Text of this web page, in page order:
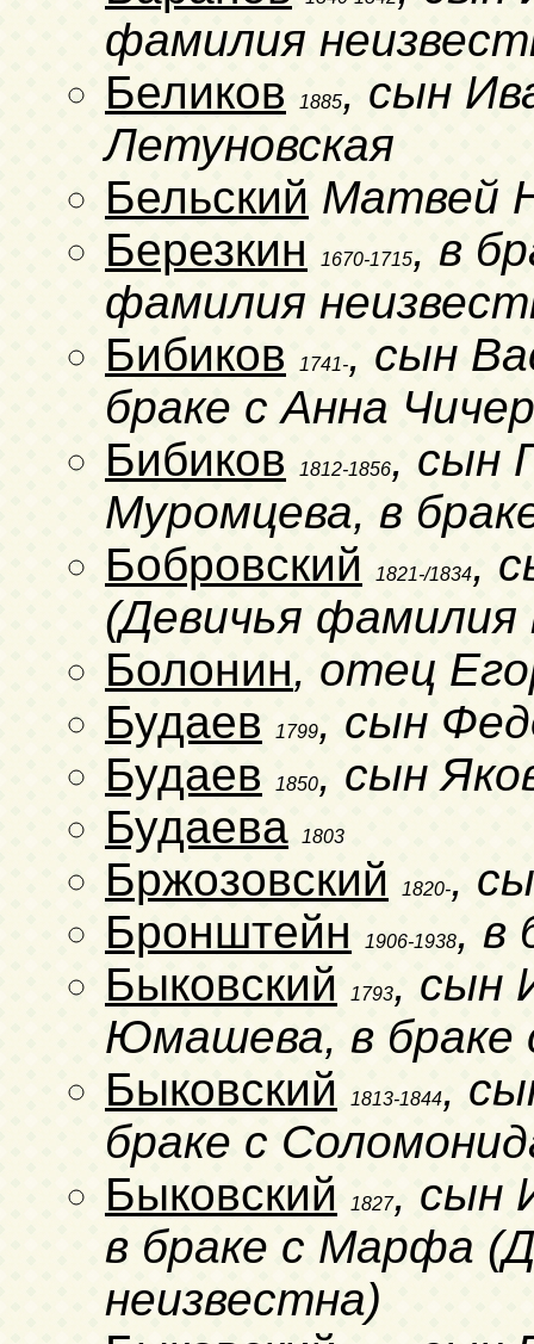
фамилия
Беликов
1885, сын
Летуновская
Бельский Матвей
Березкин
1670-1715, в
фамилия
Бибиков
1741-, сын
браке с Анна
Бибиков
1812-1856, сын
Муромцева, в
Бобровский
1821-/1834,
(Девичья фамилия
Болонин, отец
Будаев
1799, сын
Будаев
1850, сын
Будаева
1803
Бржозовский 1820-,
Бронштейн
1906-1938, в
Быковский
1793, сын
Юмашева, в браке
Быковский
1813-1844,
браке с
Быковский
1827, сын
в браке с Марфа
неизвестна)